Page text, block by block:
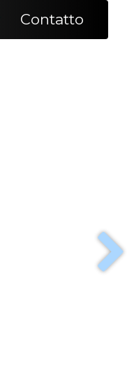
Contatto